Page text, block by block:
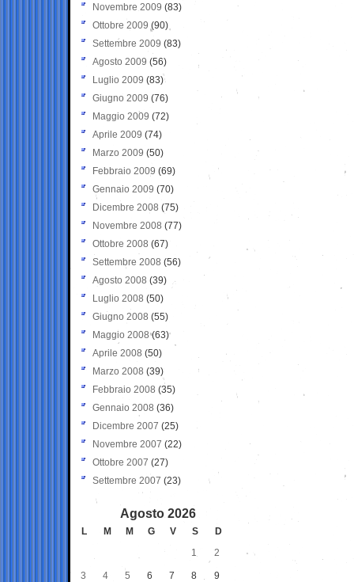
Novembre 2009 (83)
Ottobre 2009 (90)
Settembre 2009 (83)
Agosto 2009 (56)
Luglio 2009 (83)
Giugno 2009 (76)
Maggio 2009 (72)
Aprile 2009 (74)
Marzo 2009 (50)
Febbraio 2009 (69)
Gennaio 2009 (70)
Dicembre 2008 (75)
Novembre 2008 (77)
Ottobre 2008 (67)
Settembre 2008 (56)
Agosto 2008 (39)
Luglio 2008 (50)
Giugno 2008 (55)
Maggio 2008(63)
Aprile 2008 (50)
Marzo 2008 (39)
Febbraio 2008 (35)
Gennaio 2008 (36)
Dicembre 2007 (25)
Novembre 2007 (22)
Ottobre 2007 (27)
Settembre 2007 (23)
Agosto 2026
L M M G V S
D
1
2
3 4 5 6 7 8 9